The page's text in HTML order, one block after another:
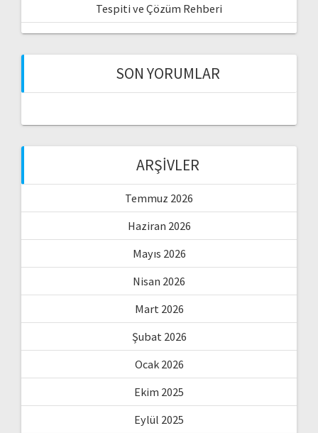
Tespiti ve Çözüm Rehberi
SON YORUMLAR
ARŞIVLER
Temmuz 2026
Haziran 2026
Mayıs 2026
Nisan 2026
Mart 2026
Şubat 2026
Ocak 2026
Ekim 2025
Eylül 2025